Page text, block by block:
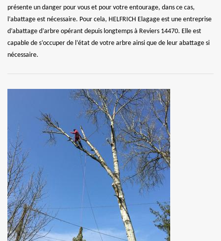
présente un danger pour vous et pour votre entourage, dans ce cas,
l’abattage est nécessaire. Pour cela, HELFRICH Elagage est une entreprise
d’abattage d’arbre opérant depuis longtemps à Reviers 14470. Elle est
capable de s’occuper de l’état de votre arbre ainsi que de leur abattage si
nécessaire.